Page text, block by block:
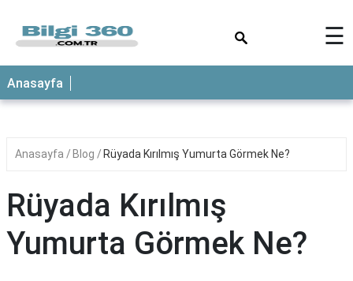
ANASAYFA
☰
Anasayfa
Anasayfa Blog Rüyada Kırılmış Yumurta Görmek Ne?
Rüyada Kırılmış
Yumurta Görmek Ne?